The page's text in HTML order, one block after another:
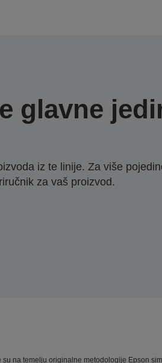
glavne
iz te linije. Za više
za vaš proizvod.
na temelju originalne metodologije Epson